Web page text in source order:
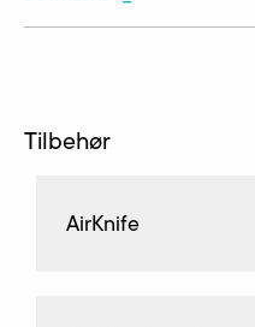
Tilbehør
AirKnife